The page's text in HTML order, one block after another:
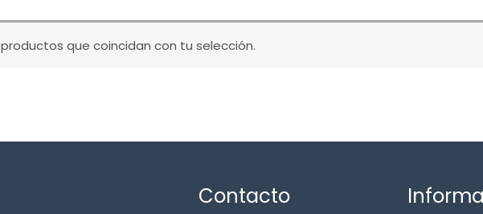
que coincidan con tu selección.
Contacto